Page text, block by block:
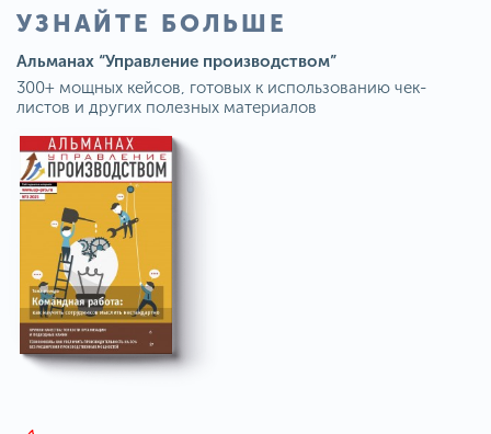
УЗНАЙТЕ БОЛЬШЕ
Альманах “Управление производством”
300+ мощных кейсов, готовых к использованию чек-
листов и других полезных материалов